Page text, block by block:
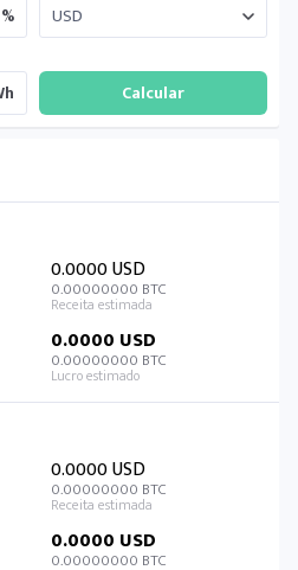
%
0.0000 USD
0.00000000 BTC
0.0000 USD
0.00000000 BTC
0.0000 USD
0.00000000 BTC
0.0000 USD
0.00000000 BTC